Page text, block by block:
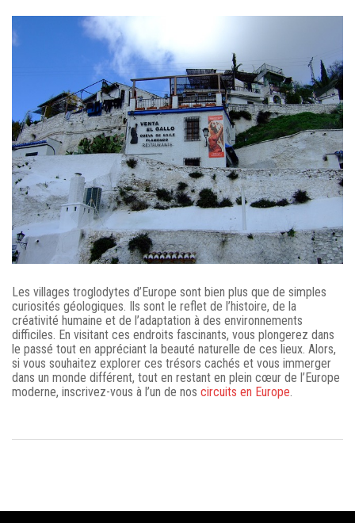
Les villages troglodytes d’Europe sont bien plus que de simples
curiosités géologiques. Ils sont le reflet de l’histoire, de la
créativité humaine et de l’adaptation à des environnements
difficiles. En visitant ces endroits fascinants, vous plongerez dans
le passé tout en appréciant la beauté naturelle de ces lieux. Alors,
si vous souhaitez explorer ces trésors cachés et vous immerger
dans un monde différent, tout en restant en plein cœur de l’Europe
moderne, inscrivez-vous à l’un de nos circuits en Europe.